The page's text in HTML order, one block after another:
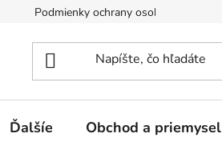
Podmienky ochrany osobných údajov
Ďalšíe Obchod a priemysel